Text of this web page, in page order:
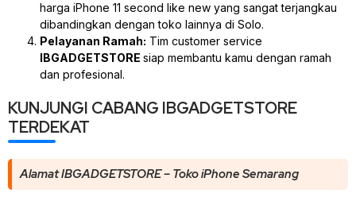
harga iPhone 11 second like new yang sangat terjangkau
dibandingkan dengan toko lainnya di Solo.
Pelayanan Ramah: Tim customer service
IBGADGETSTORE siap membantu kamu dengan ramah
dan profesional.
KUNJUNGI CABANG IBGADGETSTORE
TERDEKAT
Alamat IBGADGETSTORE – Toko iPhone Semarang